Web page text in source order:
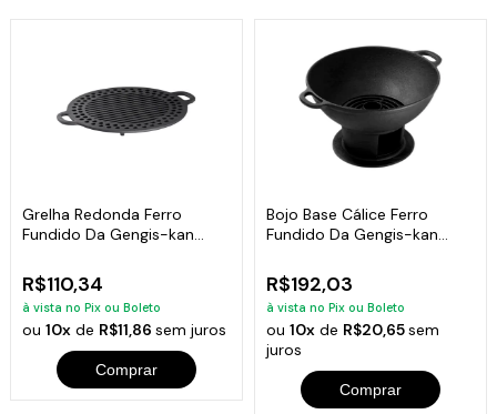
Grelha Redonda Ferro
Fundido Da Gengis-kan
R$110,34
à vista no Pix ou Boleto
ou10x de R$11,86sem juros
Comprar
Bojo Base Cálice Ferro
Fundido Da Gengis-kan
R$192,03
à vista no Pix ou Boleto
ou 10xde R$20,65sem
juros
Comprar